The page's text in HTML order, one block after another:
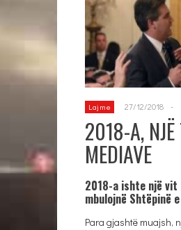
Lajme 27/12/2018 -
2018-A, NJË
MEDIAVE
2018-a ishte një vit
mbulojnë Shtëpinë
Para gjashtë muajsh,